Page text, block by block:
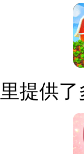
提供